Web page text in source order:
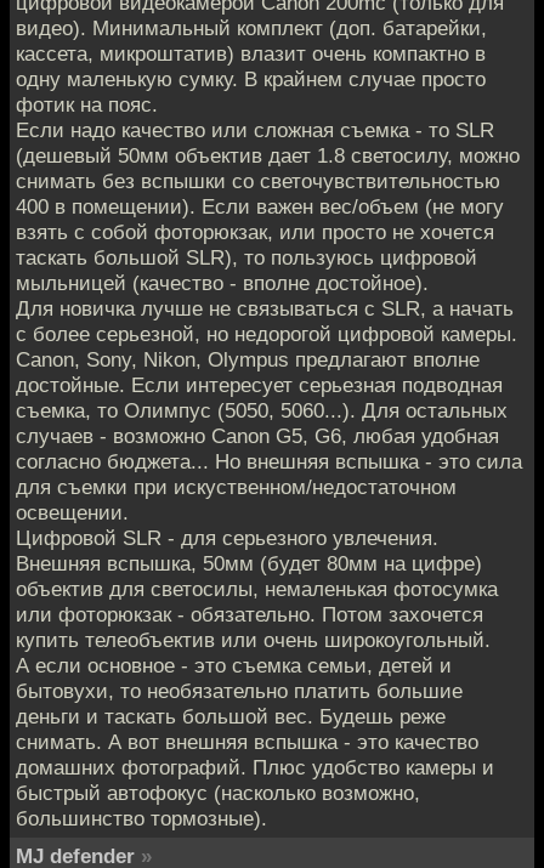
видео). Минимальный комплект (доп. батарейки,
кассета, микроштатив) влазит очень компактно в
одну маленькую сумку. В крайнем случае просто
фотик на пояс.
Если надо качество или сложная съемка - то SLR
(дешевый 50мм объектив дает 1.8 светосилу, можно
снимать без вспышки со светочувствительностью
400 в помещении). Если важен вес/объем (не могу
взять с собой фоторюкзак, или просто не хочется
таскать большой SLR), то пользуюсь цифровой
мыльницей (качество - вполне достойное).
Для новичка лучше не связываться с SLR, а начать
с более серьезной, но недорогой цифровой камеры.
Canon, Sony, Nikon, Olympus предлагают вполне
достойные. Если интересует серьезная подводная
съемка, то Олимпус (5050, 5060...). Для остальных
случаев - возможно Canon G5, G6, любая удобная
согласно бюджета... Но внешняя вспышка - это сила
для съемки при искуственном/недостаточном
освещении.
Цифровой SLR - для серьезного увлечения.
Внешняя вспышка, 50мм (будет 80мм на цифре)
объектив для светосилы, немаленькая фотосумка
или фоторюкзак - обязательно. Потом захочется
купить телеобъектив или очень широкоугольный.
А если основное - это съемка семьи, детей и
бытовухи, то необязательно платить большие
деньги и таскать большой вес. Будешь реже
снимать. А вот внешняя вспышка - это качество
домашних фотографий. Плюс удобство камеры и
быстрый автофокус (насколько возможно,
большинство тормозные).
MJ defender »